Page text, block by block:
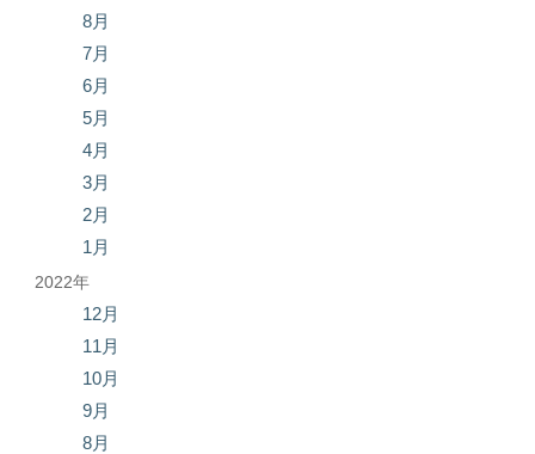
8月
7月
6月
5月
4月
3月
2月
1月
2022年
12月
11月
10月
9月
8月